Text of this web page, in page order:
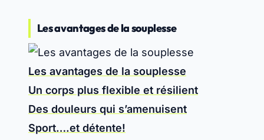
Les avantages de la souplesse
Les avantages de la souplesse
Un corps plus flexible et résilient
Des douleurs qui s’amenuisent
Sport….et détente!